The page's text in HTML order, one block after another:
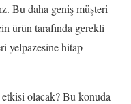
Bu daha geniş müşteri
ürün tarafında gerekli
yelpazesine hitap
olacak? Bu konuda